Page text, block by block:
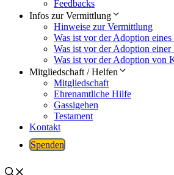
Feedbacks
Infos zur Vermittlung
Hinweise zur Vermittlung
Was ist vor der Adoption eines
Was ist vor der Adoption einer
Was ist vor der Adoption von
Mitgliedschaft / Helfen
Mitgliedschaft
Ehrenamtliche Hilfe
Gassigehen
Testament
Kontakt
Spenden